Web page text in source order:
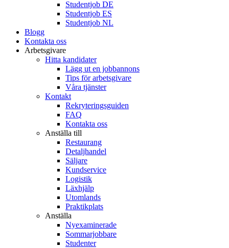
Studentjob DE
Studentjob ES
Studentjob NL
Blogg
Kontakta oss
Arbetsgivare
Hitta kandidater
Lägg ut en jobbannons
Tips för arbetsgivare
Våra tjänster
Kontakt
Rekryteringsguiden
FAQ
Kontakta oss
Anställa till
Restaurang
Detaljhandel
Säljare
Kundservice
Logistik
Läxhjälp
Utomlands
Praktikplats
Anställa
Nyexaminerade
Sommarjobbare
Studenter